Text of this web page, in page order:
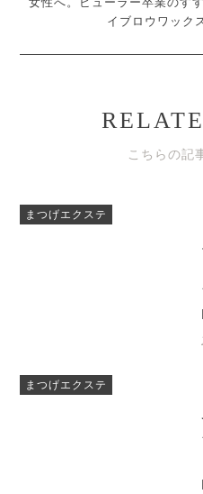
イブロウワック
こちらの記
まつげエクステ
まつげエクステ